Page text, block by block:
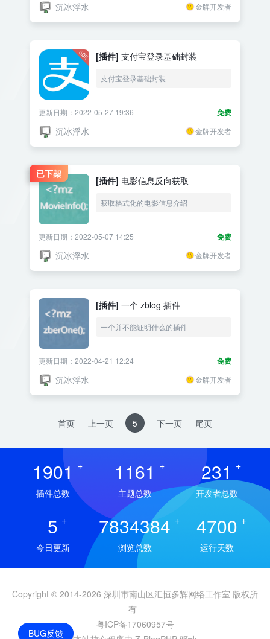
沉冰浮水 金牌开发者
[插件] 支付宝登录基础封装
支付宝登录基础封装
免费
更新日期：2022-05-27 19:36
沉冰浮水 金牌开发者
已下架
[插件] 电影信息反向获取
获取格式化的电影信息介绍
免费
更新日期：2022-05-07 14:25
沉冰浮水 金牌开发者
[插件] 一个 zblog 插件
一个并不能证明什么的插件
免费
更新日期：2022-04-21 12:24
沉冰浮水 金牌开发者
首页 上一页 5 下一页 尾页
1901 +
插件总数
1161 +
主题总数
231 +
开发者总数
5 +
今日更新
7834384 +
浏览总数
4700 +
运行天数
Copyright © 2014-2026 深圳市南山区汇恒多辉网络工作室 版权所
有
粤ICP备17060957号
BUG反馈